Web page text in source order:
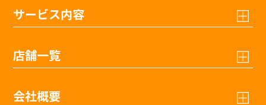
サービス内容
店舗一覧
会社概要